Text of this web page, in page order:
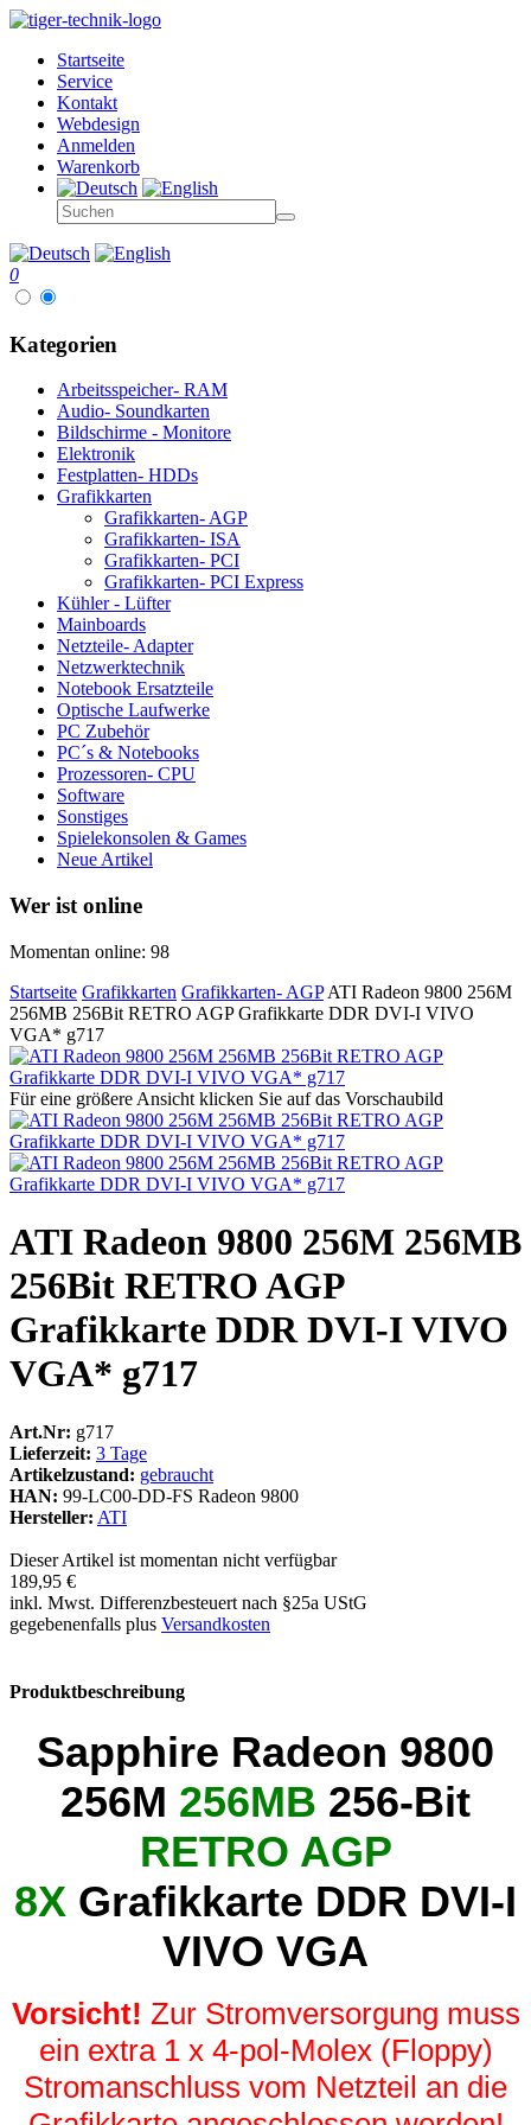
Startseite
Service
Kontakt
Webdesign
Anmelden
Warenkorb
0
Kategorien
Arbeitsspeicher- RAM
Audio- Soundkarten
Bildschirme - Monitore
Elektronik
Festplatten- HDDs
Grafikkarten
Grafikkarten- AGP
Grafikkarten- ISA
Grafikkarten- PCI
Grafikkarten- PCI Express
Kühler - Lüfter
Mainboards
Netzteile- Adapter
Netzwerktechnik
Notebook Ersatzteile
Optische Laufwerke
PC Zubehör
PC´s & Notebooks
Prozessoren- CPU
Software
Sonstiges
Spielekonsolen & Games
Neue Artikel
Wer ist online
Momentan online: 98
Startseite Grafikkarten Grafikkarten- AGP ATI Radeon 9800 256M
256MB 256Bit RETRO AGP Grafikkarte DDR DVI-I VIVO
VGA* g717
Für eine größere Ansicht klicken Sie auf das Vorschaubild
ATI Radeon 9800 256M 256MB
256Bit RETRO AGP
Grafikkarte DDR DVI-I VIVO
VGA* g717
Art.Nr: g717
Lieferzeit: 3 Tage
Artikelzustand: gebraucht
HAN: 99-LC00-DD-FS Radeon 9800
Hersteller: ATI
Dieser Artikel ist momentan nicht verfügbar
189,95 €
inkl. Mwst. Differenzbesteuert nach §25a UStG
gegebenenfalls plus Versandkosten
Produktbeschreibung
Sapphire Radeon 9800
256M 256MB 256-Bit
RETRO AGP
8X Grafikkarte DDR DVI-I
VIVO VGA
Vorsicht! Zur Stromversorgung muss
ein extra 1 x 4-pol-Molex (Floppy)
Stromanschluss vom Netzteil an die